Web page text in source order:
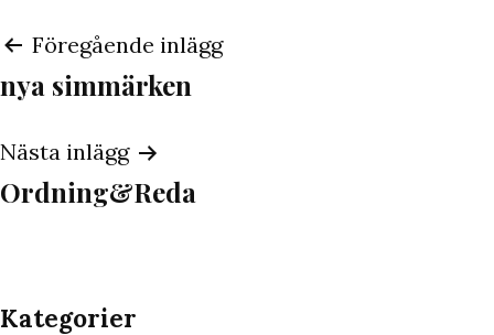
Inläggsnavigering
Föregående inlägg
nya simmärken
Nästa inlägg
Ordning&Reda
Kategorier